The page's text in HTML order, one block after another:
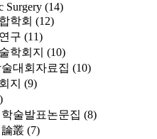
Surgery (14)
학회 (12)
구 (11)
학회지 (10)
대회자료집 (10)
지 (9)
술발표논문집 (8)
叢 (7)